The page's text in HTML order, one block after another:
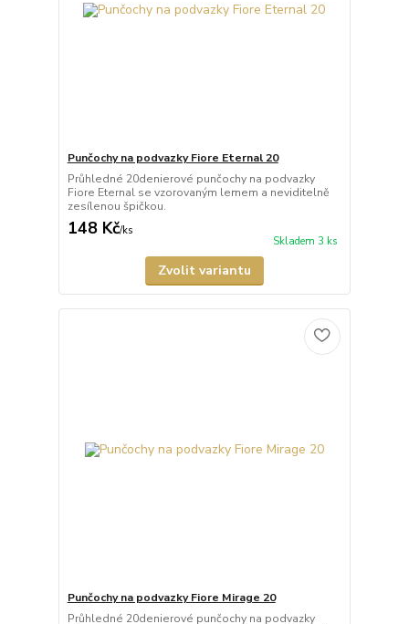
Punčochy na podvazky Fiore Eternal 20
Průhledné 20denierové punčochy na podvazky
Fiore Eternal se vzorovaným lemem a neviditelně
zesílenou špičkou.
148 Kč/ks
Skladem 3 ks
Zvolit variantu
Punčochy na podvazky Fiore Mirage 20
Průhledné 20denierové punčochy na podvazky